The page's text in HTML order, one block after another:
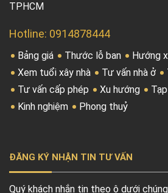
TPHCM
Hotline: 0914878444
Bảng giá Thước lỗ ban
Hướng
Xem tuổi xây nhà
Tư vấn nhà ở
Tư vấn cấp phép
Xu hướng
Kinh nghiệm
Phong thuỷ
ĐĂNG KÝ NHẬN TIN TƯ VẤN
Quý khách nhắn tin theo ô dưới